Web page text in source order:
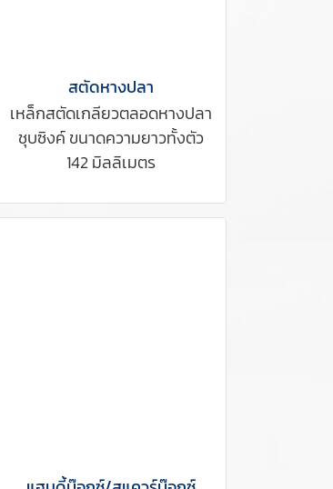
สตัดหางปลา
เหล็กสตัดเกลียวตลอดหางปลา
ชุบซิงค์ ขนาดความยาวทั้งตัว
142 มิลลิเมตร